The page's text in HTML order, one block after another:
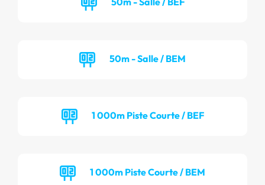
50m - Salle / BEM
1 000m Piste Courte / BEF
1 000m Piste Courte / BEM